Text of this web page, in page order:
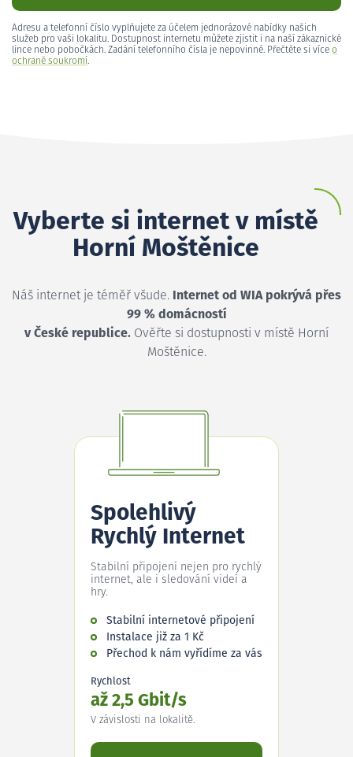
Adresu a telefonní číslo vyplňujete za účelem jednorázové nabídky našich
služeb pro vaši lokalitu. Dostupnost internetu můžete zjistit i na naší zákaznické
lince nebo pobočkách. Zadání telefonního čísla je nepovinné. Přečtěte si více o
ochraně soukromí.
Vyberte si internet v místě
Horní Moštěnice
Náš internet je téměř všude. Internet od WIA pokrývá přes
99 % domácností
v České republice. Ověřte si dostupnosti v místě Horní
Moštěnice.
Spolehlivý
Rychlý Internet
Stabilní připojení nejen pro rychlý
internet, ale i sledování videí a
hry.
Stabilní internetové připojení
Instalace již za 1 Kč
Přechod k nám vyřídíme za vás
Rychlost
až 2,5 Gbit/s
V závislosti na lokalitě.